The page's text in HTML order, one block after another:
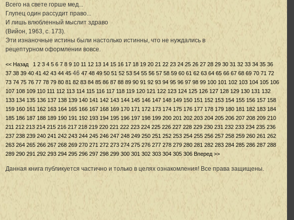
Всего на свете горше мед...
Глупец один рассудит право...
И лишь влюбленный мыслит здраво
(Вийон, 1963, с. 173).
Эти изнаночные истины были настолько истинны, что не нуждались в
рецептурном оформлении вовсе.
<< Назад 1 2 3 4 5 6 7 8 9 10 11 12 13 14 15 16 17 18 19 20 21 22 23 24 25 26 27 28 29 30 31 32 33 34 35 36
37 38 39 40 41 42 43 44 45 46 47 48 49 50 51 52 53 54 55 56 57 58 59 60 61 62 63 64 65 66 67 68 69 70 71 72
73 74 75 76 77 78 79 80 81 82 83 84 85 86 87 88 89 90 91 92 93 94 95 96 97 98 99 100 101 102 103 104 105 106
107 108 109 110 111 112 113 114 115 116 117 118 119 120 121 122 123 124 125 126 127 128 129 130 131 132
133 134 135 136 137 138 139 140 141 142 143 144 145 146 147 148 149 150 151 152 153 154 155 156 157 158
159 160 161 162 163 164 165 166 167 168 169 170 171 172 173 174 175 176 177 178 179 180 181 182 183 184
185 186 187 188 189 190 191 192 193 194 195 196 197 198 199 200 201 202 203 204 205 206 207 208 209 210
211 212 213 214 215 216 217 218 219 220 221 222 223 224 225 226 227 228 229 230 231 232 233 234 235 236
237 238 239 240 241 242 243 244 245 246 247 248 249 250 251 252 253 254 255 256 257 258 259 260 261 262
263 264 265 266 267 268 269 270 271 272 273 274 275 276 277 278 279 280 281 282 283 284 285 286 287 288
289 290 291 292 293 294 295 296 297 298 299 300 301 302 303 304 305 306 Вперед >>
Данная книга публикуется частично и только в целях ознакомления! Все права защищены.